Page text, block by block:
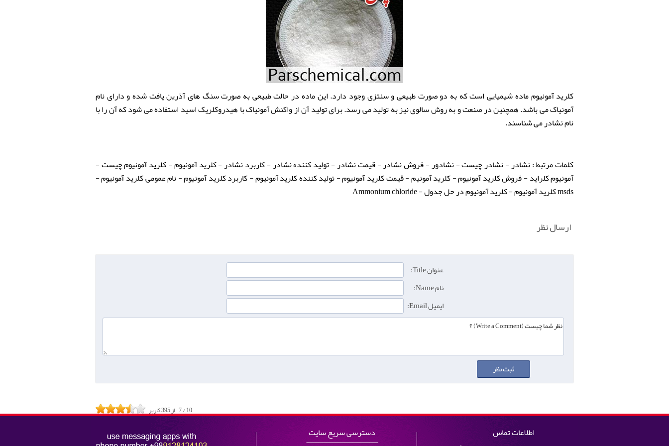
کلرید آمونیوم ماده شیمیایی است که به دو صورت طبیعی و سنتزی وجود دارد. این ماده در حالت طبیعی به صورت سنگ های آذرین یافت شده و دارای نام
آمونیاک می باشد. همچنین در صنعت و به روش سالوی نیز به تولید می رسد. برای تولید آن از واکنش آمونیاک با هیدروکلریک اسید استفاده می شود که آن را با
نام نشادر می شناسند.
کلمات مرتبط : نشادر - نشادر چیست - نشادور - فروش نشادر - قیمت نشادر - تولید کننده نشادر - کاربرد نشادر - کلرید آمونیوم - کلرید آمونیوم چیست -
آمونیوم کلراید - فروش کلرید آمونیوم - کلرید آمونیم - قیمت کلرید آمونیوم - تولید کننده کلرید آمونیوم - کاربرد کلرید آمونیوم - نام عمومی کلرید آمونیوم -
msds کلرید آمونیوم - کلرید آمونیوم در حل جدول - Ammonium chloride
ارسال نظر
عنوان Title:
نام Name:
ایمیل Email:
7/10 از395کاربر
اطلاعات تماس دسترسی سریع سایت